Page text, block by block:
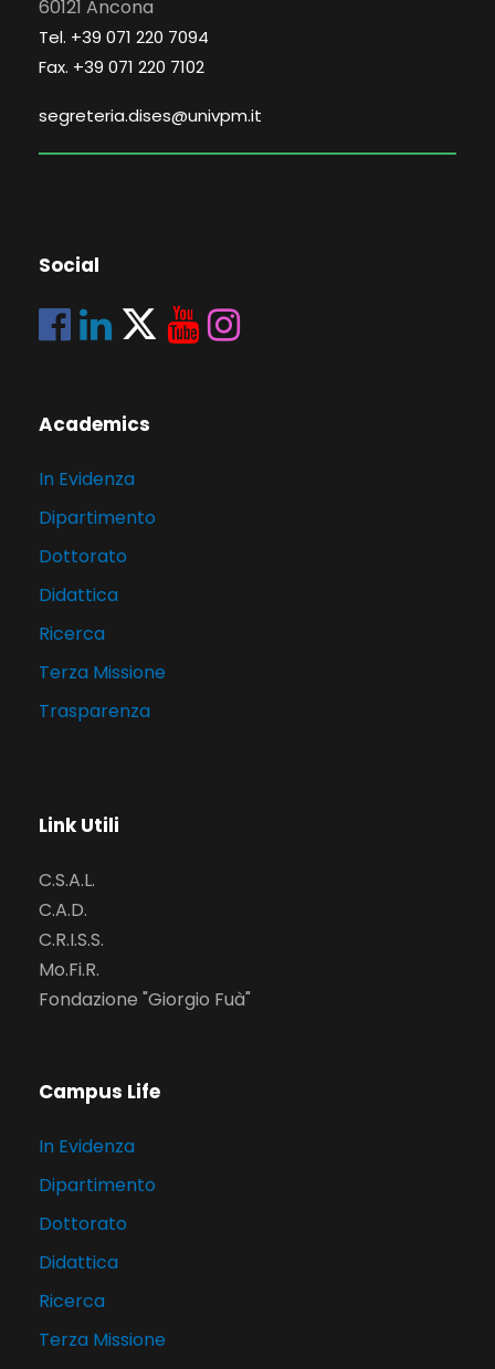
60121 Ancona
Tel. +39 071 220 7094
Fax. +39 071 220 7102
segreteria.dises@univpm.it
Social
Academics
In Evidenza
Dipartimento
Dottorato
Didattica
Ricerca
Terza Missione
Trasparenza
Link Utili
C.S.A.L.
C.A.D.
C.R.I.S.S.
Mo.Fi.R.
Fondazione "Giorgio Fuà"
Campus Life
In Evidenza
Dipartimento
Dottorato
Didattica
Ricerca
Terza Missione